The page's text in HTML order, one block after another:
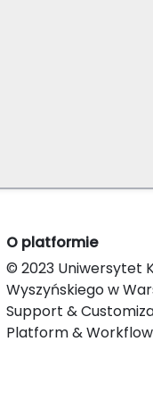
O platformie
© 2023 Uniwersytet
Wyszyńskiego w
Support &
Platform &